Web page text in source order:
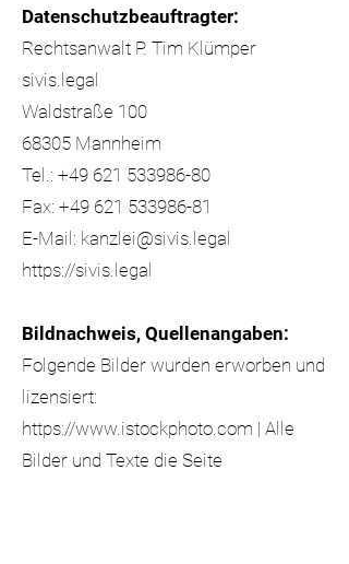
Datenschutzbeauftragter:
Rechtsanwalt P. Tim Klümper
sivis.legal
Waldstraße 100
68305 Mannheim
Tel.: +49 621 533986-80
Fax: +49 621 533986-81
E-Mail: kanzlei@sivis.legal
https://sivis.legal
Bildnachweis, Quellenangaben:
Folgende Bilder wurden erworben und
lizensiert:
https://www.istockphoto.com | Alle
Bilder und Texte die Seite